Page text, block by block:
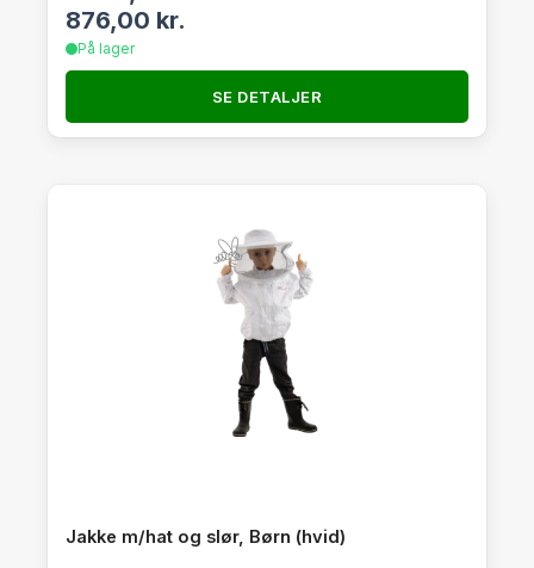
876,00 kr.
På lager
SE DETALJER
Jakke m/hat og slør, Børn (hvid)